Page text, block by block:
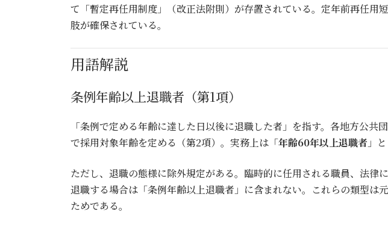
て「暫定再任用制度」（改正法附則）が存置されている。定年前再任
肢が確保されている。
用語解説
条例年齢以上退職者（第1項）
「条例で定める年齢に達した日以後に退職した者」を指す。各地方公
で採用対象年齢を定める（第2項）。実務上は「年齢60年以上退職者 」
ただし、退職の態様に除外規定がある。臨時的に任用される職員、法
退職する場合は「条例年齢以上退職者」に含まれない。これらの類型
ためである。